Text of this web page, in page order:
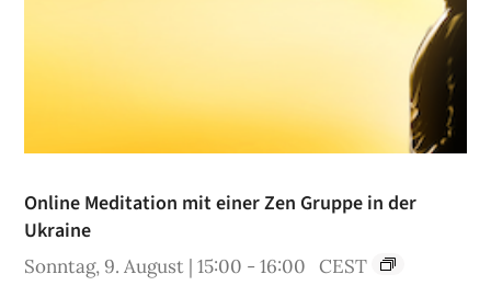
Online Meditation mit einer Zen Gruppe in der
Ukraine
Sonntag, 9. August | 15:00 -16:00 CEST